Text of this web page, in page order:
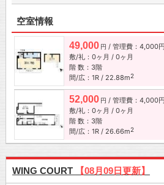
空室情報
49,000 円 / 管理費：4,000円
敷/礼：0ヶ月 / 0ヶ月
階 数：3階
間/広：1R / 22.88m2
52,000 円 / 管理費：4,000円
敷/礼：0ヶ月 / 0ヶ月
階 数：3階
間/広：1R / 26.66m2
WING COURT 【08月09日更新】